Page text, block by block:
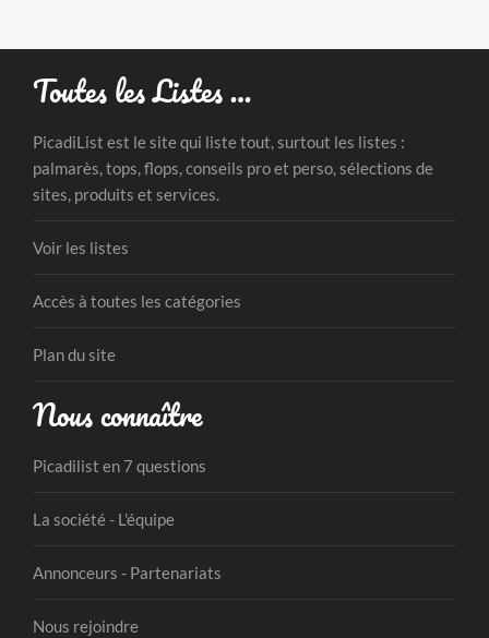
Toutes les Listes …
PicadiList est le site qui liste tout, surtout les listes :
palmarès, tops, flops, conseils pro et perso, sélections de
sites, produits et services.
Voir les listes
Accès à toutes les catégories
Plan du site
Nous connaître
Picadilist en 7 questions
La société - L'équipe
Annonceurs - Partenariats
Nous rejoindre